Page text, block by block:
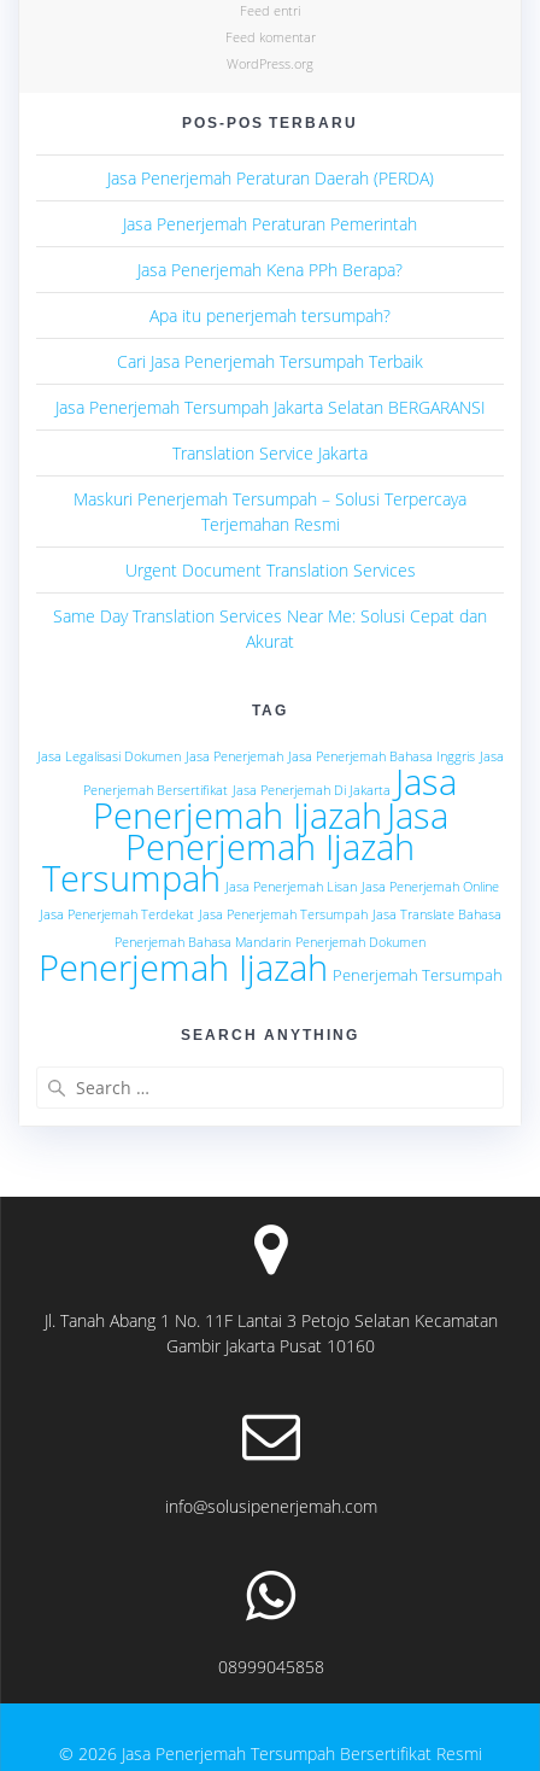
Feed entri
Feed komentar
WordPress.org
POS-POS TERBARU
Jasa Penerjemah Peraturan Daerah (PERDA)
Jasa Penerjemah Peraturan Pemerintah
Jasa Penerjemah Kena PPh Berapa?
Apa itu penerjemah tersumpah?
Cari Jasa Penerjemah Tersumpah Terbaik
Jasa Penerjemah Tersumpah Jakarta Selatan BERGARANSI
Translation Service Jakarta
Maskuri Penerjemah Tersumpah – Solusi Terpercaya
Terjemahan Resmi
Urgent Document Translation Services
Same Day Translation Services Near Me: Solusi Cepat dan
Akurat
TAG
Jasa Legalisasi Dokumen Jasa Penerjemah Jasa Penerjemah Bahasa Inggris Jasa
Penerjemah Bersertifikat Jasa Penerjemah Di Jakarta Jasa
Penerjemah Ijazah Jasa
Penerjemah Ijazah
Tersumpah Jasa Penerjemah Lisan Jasa Penerjemah Online
Jasa Penerjemah Terdekat Jasa Penerjemah Tersumpah Jasa Translate Bahasa
Penerjemah Bahasa Mandarin Penerjemah Dokumen
Penerjemah Ijazah Penerjemah Tersumpah
SEARCH ANYTHING
Jl. Tanah Abang 1 No. 11F Lantai 3 Petojo Selatan Kecamatan
Gambir Jakarta Pusat 10160
info@solusipenerjemah.com
08999045858
© 2026 Jasa Penerjemah Tersumpah Bersertifikat Resmi